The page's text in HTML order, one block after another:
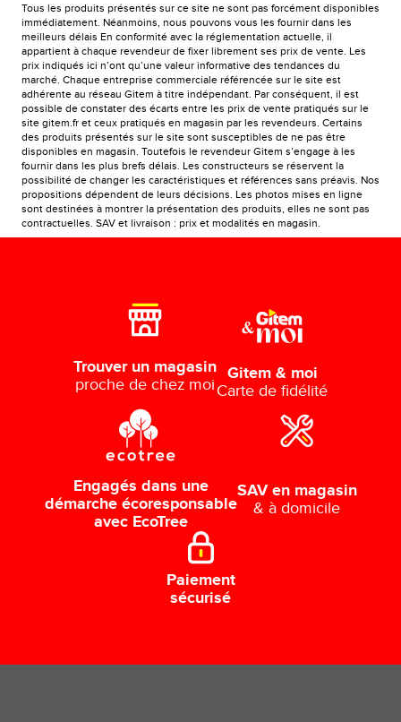
Tous les produits présentés sur ce site ne sont pas forcément disponibles
immédiatement. Néanmoins, nous pouvons vous les fournir dans les
meilleurs délais En conformité avec la réglementation actuelle, il
appartient à chaque revendeur de fixer librement ses prix de vente. Les
prix indiqués ici n’ont qu’une valeur informative des tendances du
marché. Chaque entreprise commerciale référencée sur le site est
adhérente au réseau Gitem à titre indépendant. Par conséquent, il est
possible de constater des écarts entre les prix de vente pratiqués sur le
site gitem.fr et ceux pratiqués en magasin par les revendeurs. Certains
des produits présentés sur le site sont susceptibles de ne pas être
disponibles en magasin. Toutefois le revendeur Gitem s’engage à les
fournir dans les plus brefs délais. Les constructeurs se réservent la
possibilité de changer les caractéristiques et références sans préavis. Nos
propositions dépendent de leurs décisions. Les photos mises en ligne
sont destinées à montrer la présentation des produits, elles ne sont pas
contractuelles. SAV et livraison : prix et modalités en magasin.
Trouver un magasin
proche de chez moi
Gitem & moi
Carte de fidélité
Engagés dans une
démarche écoresponsable
avec EcoTree
SAV en magasin
& à domicile
Paiement
sécurisé